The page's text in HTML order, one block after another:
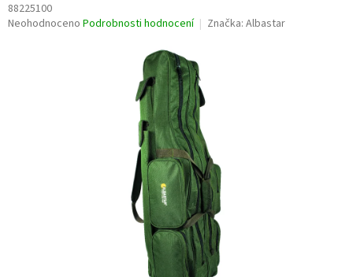
88225100
Průměrné
Neohodnoceno Podrobnosti hodnocení Značka: Albastar